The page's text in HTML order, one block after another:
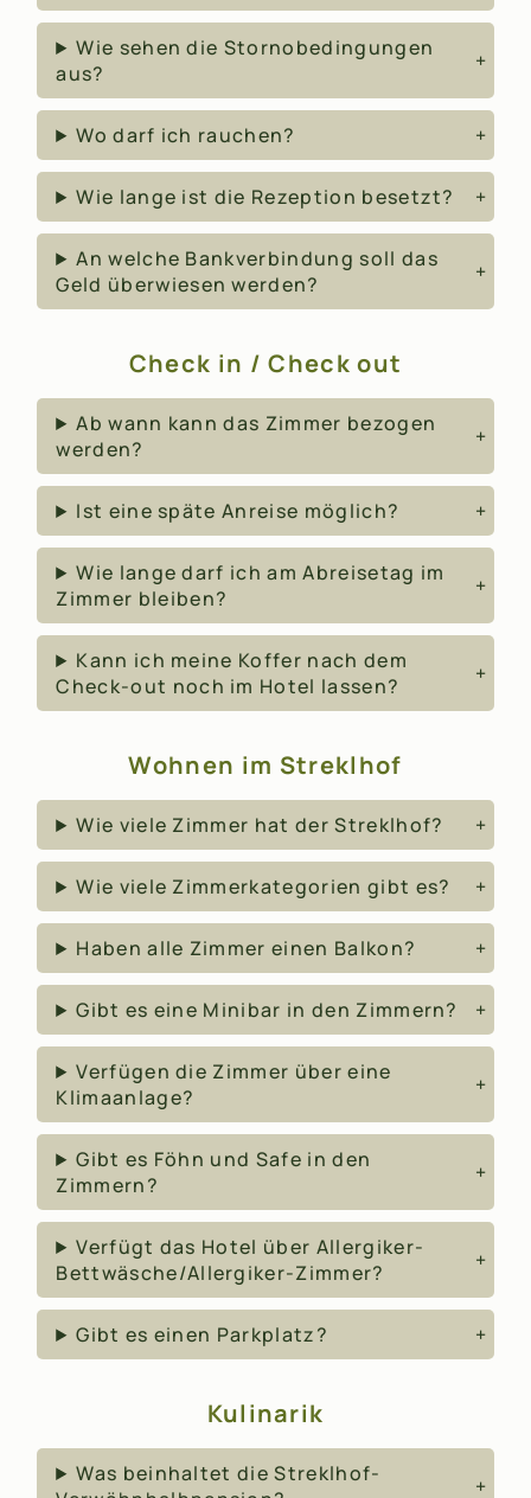
Wie sehen die Stornobedingungen
aus?
Wo darf ich rauchen?
Wie lange ist die Rezeption besetzt?
An welche Bankverbindung soll das
Geld überwiesen werden?
Check in / Check out
Ab wann kann das Zimmer bezogen
werden?
Ist eine späte Anreise möglich?
Wie lange darf ich am Abreisetag im
Zimmer bleiben?
Kann ich meine Koffer nach dem
Check-out noch im Hotel lassen?
Wohnen im Streklhof
Wie viele Zimmer hat der Streklhof?
Wie viele Zimmerkategorien gibt es?
Haben alle Zimmer einen Balkon?
Gibt es eine Minibar in den Zimmern?
Verfügen die Zimmer über eine
Klimaanlage?
Gibt es Föhn und Safe in den
Zimmern?
Verfügt das Hotel über Allergiker-
Bettwäsche/Allergiker-Zimmer?
Gibt es einen Parkplatz?
Kulinarik
Was beinhaltet die Streklhof-